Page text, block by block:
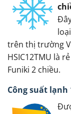
trên thị trường
HSIC12TMU là
Funiki 2 chiều.
Công suất lạnh